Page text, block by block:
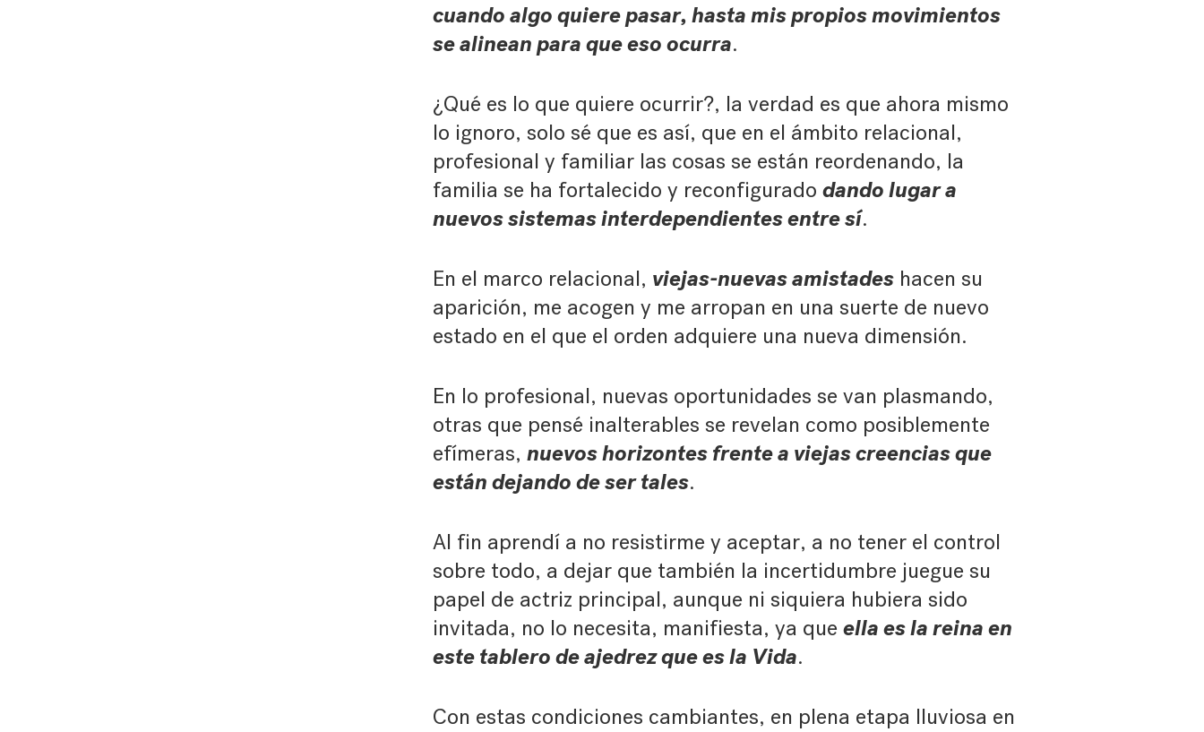
cuando algo quiere pasar, hasta mis propios movimientos
se alinean para que eso ocurra.
¿Qué es lo que quiere ocurrir?, la verdad es que ahora mismo
lo ignoro, solo sé que es así, que en el ámbito relacional,
profesional y familiar las cosas se están reordenando, la
familia se ha fortalecido y reconfigurado dando lugar a
nuevos sistemas interdependientes entre sí.
En el marco relacional, viejas-nuevas amistadeshacen su
aparición, me acogen y me arropan en una suerte de nuevo
estado en el que el orden adquiere una nueva dimensión.
En lo profesional, nuevas oportunidades se van plasmando,
otras que pensé inalterables se revelan como posiblemente
efímeras, nuevos horizontes frente a viejas creencias que
están dejando de ser tales.
Al fin aprendí a no resistirme y aceptar, a no tener el control
sobre todo, a dejar que también la incertidumbre juegue su
papel de actriz principal, aunque ni siquiera hubiera sido
invitada, no lo necesita, manifiesta, ya que ella es la reina en
este tablero de ajedrez que es la Vida.
Con estas condiciones cambiantes, en plena etapa lluviosa en